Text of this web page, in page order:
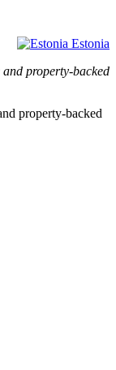
Estonia
property-backed
property-backed